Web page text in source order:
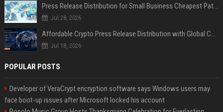
Press Release Distribution for Small Business Cheapest Path to Real Coverage
Jul 28, 2026
Affordable Crypto Press Release Distribution with Global Coverage
Jul 18, 2026
POPULAR POSTS
Developer of VeraCrypt encryption software says Windows users may
face boot-up issues after Microsoft locked his account